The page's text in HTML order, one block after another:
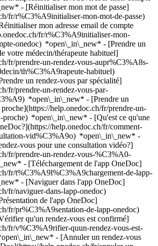
- [Réinitialiser mon mot de passe]
fr/r%C3%A9initialiser-mon-mot-de-passe)
mon adresse email de compte
fr/r%C3%A9initialiser-mon-
onedoc) *open\_in\_new* - [Prendre un
votre médecin/thérapeute habituel]
fr/prendre-un-rendez-vous-aupr%C3%A8s-
th%C3%A9rapeute-habituel)
un rendez-vous par spécialité]
fr/prendre-un-rendez-vous-par-
*open\_in\_new* - [Prendre un
help.onedoc.ch/fr/prendre-un-
proche) *open\_in\_new* - [Qu'est ce qu'une
help.onedoc.ch/fr/comment-
vid%C3%A9o) *open\_in\_new* -
vous pour une consultation vidéo?]
fr/prendre-un-rendez-vous-%C3%A0-
- [Téléchargement de l'app OneDoc]
fr/t%C3%A9l%C3%A9chargement-de-lapp-
- [Naviguer dans l'app OneDoc]
fr/naviguer-dans-lapp-onedoc)
de l'app OneDoc]
fr/pr%C3%A9sentation-de-lapp-onedoc)
consultation peut être effectuée à distance en vidéo](https://www.onedoc.ch/assets/images/icons/remote.svg) À distance Rechercher #### Spécialités #### Praticiens #### Établissements edit Maladies Sexuellement Transmissibles | Infections Sexuellement Transmissibles (MST/IST) à Payerne tune Filtrer par Nouveaux patients*keyboard\_arrow\_down* - Acceptés*check\_circle* Langue parlée*keyboard\_arrow\_down* - Allemand*check\_circle* - Anglais*check\_circle* - Français*check\_circle* - Italien*check\_circle* - Polonais*check\_circle* - Vietnamien*check\_circle* Sexe*keyboard\_arrow\_down* - Femme*check\_circle* - Homme*check\_circle* Réseau*keyboard\_arrow\_down* - Réseau de Soins Neuchâtelois - RSN*check\_circle* Disponibilité*keyboard\_arrow\_down* - Disponible aujourdhui*check\_circle* - Dans les 3 prochains jours*check\_circle* - Dans les 7 prochains jours*check\_circle* - Dans les 14 prochains jours*check\_circle* # __Maladies Sexuellement Transmissibles | Infections Sexuellement Transmissibles (MST/IST)__ à __Payerne__: prenez rendez-vous en ligne aujourd'hui ## 2 résultats à Payerne [![Centre PROFA Payerne, centre médical à Payerne](https://assets.onedoc.ch/images/entities/cc744e6781471c07481ec6b663d69dd9cdd11bcd96d4b1f6faeec14d21236e74-small.png "Centre PROFA Payerne, centre médical à Payerne")](https://www.onedoc.ch/fr/centre-medical/payerne/ebez8/centre-profa-payerne) ### [Centre PROFA Payerne](https://www.onedoc.ch/fr/centre-medical/payerne/ebez8/centre-profa-payerne) ![Badge indiquant un profil vérifié](https://www.onedoc.ch/assets/images/icons/checkmark.svg) Centre médical Rue de Lausanne 9 1530 Payerne ![Icône patient avec un signe plus annonçant que le professionnel accepte de nouveaux patients](https://www.onedoc.ch/assets/images/icons/new-patients.svg)Accepte les nouveaux patients [Réserver un RDV](https://www.onedoc.ch/fr/centre-medical/payerne/ebez8/centre-profa-payerne) *chevron\_left* mar. 04 août *chevron\_right* Voir plus de rendez-vous *error\_outline* Une erreur s'est produite lors du chargement des disponibilités [Réessayer](https://www.onedoc.ch) [![Dr. Cécile Baumann-Dinh, gynécologue obstétricienne à Payerne](https://assets.onedoc.ch/images/users/1d4700e975bf8454bdf019c34e37700c5651d6e24b772efe7047f37adfc3dbe7-small.jpg "Dr. Cécile Baumann-Dinh, gynécologue obstétricienne à Payerne")](https://www.onedoc.ch/fr/gynecologue-obstetricienne/payerne/pcog1/dr-cecile-baumann-dinh) ### [Dr. Cécile Baumann-Dinh](https://www.onedoc.ch/fr/gynecologue-obstetricienne/payerne/pcog1/dr-cecile-baumann-dinh) ![Badge indiquant un profil vérifié](https://www.onedoc.ch/assets/images/icons/checkmark.svg) [Gynécologue obstétricienne](https://www.onedoc.ch/fr/gynecologue-obstetricien/payerne) Cabinet Dre Baumann-Dinh Cécile Avenue de la Promenade 4 1530 Payerne ![Icône patient avec un signe plus annonçant que le professionnel accepte de nouveaux patients](https://www.onedoc.ch/assets/images/icons/new-patients.svg)Accepte les nouveaux patients [Réserver un RDV](https://www.onedoc.ch/fr/gynecologue-obstetricienne/payerne/pcog1/dr-cecile-baumann-dinh) Expertises: Maladies Sexuellement Transmissibles | Infections Sexuellement Transmissibles (MST/IST), [Suivi de grossesse](https://www.onedoc.ch/fr/suivi-de-grossesse/payerne), [Ménopause](https://www.onedoc.ch/fr/menopause/payerne), [Échographie prénatale](https://www.onedoc.ch/fr/echographie-prenatale/payerne), [Accouchement](https://www.onedoc.ch/fr/accouchement/payerne), [Colposcopie](https://www.onedoc.ch/fr/colposcopie/payerne), [Contraception](https://www.onedoc.ch/fr/contraception/payerne), [Dépistage du HPV | Frottis](https://www.onedoc.ch/fr/depistage-du-hpv-frottis/payerne), [Bilan hormonal](https://www.onedoc.ch/fr/bilan-hormonal/payerne)Voir plus *chevron\_left* mar. 04 août *chevron\_right* Voir plus de rendez-vous *error\_outline* Une erreur s'est produite lors du chargement des disponibilités [Réessayer](https://www.onedoc.ch) Expertises: Maladies Sexuellement Transmissibles | Infections Sexuellement Transmissibles (MST/IST), [Suivi de grossesse](https://www.onedoc.ch/fr/suivi-de-grossesse/payerne), [Ménopause](https://www.onedoc.ch/fr/menopause/payerne), [Échographie prénatale](https://www.onedoc.ch/fr/echographie-prenatale/payerne), [Accouchement](https://www.onedoc.ch/fr/accouchement/payerne), [Colposcopie](https://www.onedoc.ch/fr/colposcopie/payerne), [Contraception](https://www.onedoc.ch/fr/contraception/payerne), [Dépistage du HPV | Frottis](https://www.onedoc.ch/fr/depistage-du-hpv-frottis/payerne), [Bilan hormonal](https://www.onedoc.ch/fr/bilan-hormonal/payerne)Voir plus ## __Maladies Sexuellement Transmissibles | Infections Sexuellement Transmissibles (MST/IST)__: d'autres spécialistes sont réservables en ligne dans les environs de __Payerne__ [![Dr. Elodie Oppliger, gynécologue obstétricienne à Givisiez](https://assets.onedoc.ch/images/users/ef7e355d550601158c5cb5845d56c905f3d1d6249a69745112f72383ed5eaccf-small.jpg "Dr. Elodie Oppliger, gynécologue obstétricienne à Givisiez")](https://www.onedoc.ch/fr/gynecologue-obstetricienne/givisiez/pcruf/dr-elodie-oppliger) ### [Dr. Elodie Oppliger](https://www.onedoc.ch/fr/gynecologue-obstetricienne/givisiez/pcruf/dr-elodie-oppliger) ![Badge indiquant un profil vérifié](https://www.onedoc.ch/assets/images/icons/checkmark.svg) [Gynécologue obstétricienne](https://www.onedoc.ch/fr/gynecologue-obstetricien/givisiez) [Maison Médicale Givisiez](https://www.onedoc.ch/fr/centre-medical/givisiez/e8ee/maison-medicale-givisiez) Route André Piller 16 1762 Givisiez ![Icône patient avec un signe plus annonçant que le professionnel accepte de nouveaux patients](https://www.onedoc.ch/assets/images/icons/new-patients.svg)Accepte les nouveaux patients [Réserver un RDV](https://www.onedoc.ch/fr/gynecologue-obstetricienne/givisiez/pcruf/dr-elodie-oppliger) Expertises:[Maladies Sexuellement Transmissibles | Infections Sexuellement Transmissibles (MST/IST)](https://www.onedoc.ch/fr/maladies-sexuellement-transmissibles-infections-sexuellement-transmissibles-mst-ist/givisiez), [Suivi de grossesse](https://www.onedoc.ch/fr/suivi-de-grossesse/givisiez), [Vaccination Papillomavirus Humain (HPV)](https://www.onedoc.ch/fr/vaccination-papillomavirus-humain-hpv/givisiez), [Ménopause](https://www.onedoc.ch/fr/menopause/givisiez), [Endométriose](https://www.onedoc.ch/fr/endometriose/givisiez), [Contraception](https://www.onedoc.ch/fr/contraception/givisiez), [Infertilité](https://www.onedoc.ch/fr/infertilite/givisiez), [Interruption volontaire de grossesse (IVG)](https://www.onedoc.ch/fr/interruption-volontaire-de-grossesse-ivg/givisiez), [Mycose vaginale](https://www.onedoc.ch/fr/mycose-vaginale/givisiez), [Colposcopie](https://www.onedoc.ch/fr/colposcopie/givisiez), [Infection urinaire | Cystite](https://www.onedoc.ch/fr/infection-urinaire-cystite/givisiez), [Procréation médicalement assistée | PMA](https://www.onedoc.ch/fr/procreation-medicalement-assistee-pma/givisiez)Voir plus *chevron\_left* mar. 04 août *chevron\_right* Voir plus de rendez-vous *error\_outline* Une erreur s'est produite lors du chargement des disponibilités [Réessayer](https://www.onedoc.ch) Expertises:[Maladies Sexuellement Transmissibles | Infections Sexuellement Transmissibles (MST/IST)](https://www.onedoc.ch/fr/maladies-sexuellement-transmissibles-infections-sexuellement-transmissibles-mst-ist/givisiez), [Suivi de grossesse](https://www.onedoc.ch/fr/suivi-de-grossesse/givisiez), [Vaccination Papillomavirus Humain (HPV)](https://www.onedoc.ch/fr/vaccination-papillomavirus-humain-hpv/givisiez), [Ménopause](https://www.onedoc.ch/fr/menopause/givisiez), [Endométriose](https://www.onedoc.ch/fr/endometriose/givisiez), [Contraception](https://www.onedoc.ch/fr/contraception/givisiez), [Infertilité](https://www.onedoc.ch/fr/infertilite/givisiez), [Interruption volontaire de grossesse (IVG)](https://www.onedoc.ch/fr/interruption-volontaire-de-grossesse-ivg/givisiez), [Mycose vaginale](https://www.onedoc.ch/fr/mycose-vaginale/givisiez), [Colposcopie](https://www.onedoc.ch/fr/colposcopie/givisiez), [Infection urinaire | Cystite](https://www.onedoc.ch/fr/infection-urinaire-cystite/givisiez), [Procréation médicalement assistée | PMA](https://www.onedoc.ch/fr/procreation-medicalement-assistee-pma/givisiez)Voir plus [![Dr. Patrycja Pawlowska, gynécologue obstétricienne à Peseux](https://assets.onedoc.ch/images/users/f50145b3406405c0fdb999c3ac0ef60e715bc5ffd448b91b47def3098f37709a-small.png "Dr. Patrycja Pawlowska, gynécologue obstétricienne à Peseux")](https://www.onedoc.ch/fr/gynecologue-obstetricienne/peseux/pcpyo/dr-patrycja-pawlowska) ### [Dr. Patrycja Pawlowska](https://www.onedoc.ch/fr/gynecologue-obstetricienne/peseux/pcpyo/dr-patrycja-pawlowska) ![Badge indiquant un profil vérifié](https://www.onedoc.ch/assets/images/icons/checkmark.svg) [Gynécologue obstétricienne](https://www.onedoc.ch/fr/gynecologue-obstetricien/peseux) Cabinet du Dr. Pawlowska Rue de la Gare 4 2034 Peseux ![Icône patient avec un signe moins annonçant que le professionnel n’accepte pas de nouveaux patients](https://www.onedoc.ch/assets/images/icons/no-new-patients.svg)N'accept